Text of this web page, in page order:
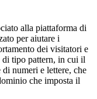
alla piattaforma di
per aiutare i
dei visitatori e
di tipo pattern, in cui il
numeri e lettere, che
che imposta il